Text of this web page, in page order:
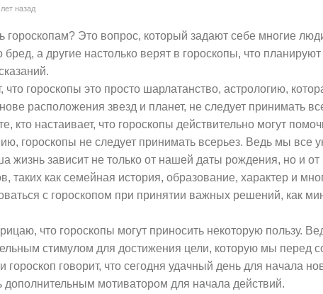
назад
гороскопам? Это вопрос, который задают себе многие
бред, а другие настолько верят в гороскопы, что
что гороскопы это просто шарлатанство, астрологию,
расположения звезд и планет, не следует принимать
кто настаивает, что гороскопы действительно могут
гороскопы не следует принимать всерьез. Ведь мы все
жизнь зависит не только от нашей даты рождения, но и
таких как семейная история, образование, характер и
с гороскопом при принятии важных решений, как
что гороскопы могут приносить некоторую пользу.
стимулом для достижения цели, которую мы перед
гороскоп говорит, что сегодня удачный день для начала
дополнительным мотиватором для начала действий.